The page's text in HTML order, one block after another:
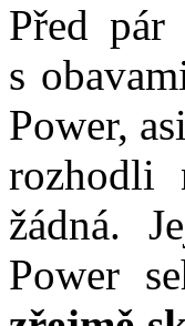
Před
s
Power,
rozhodli
žádná.
Power